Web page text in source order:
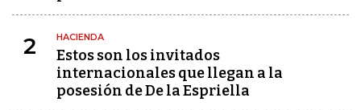
2 HACIENDA
Estos son los invitados
internacionales que llegan a la
posesión de De la Espriella